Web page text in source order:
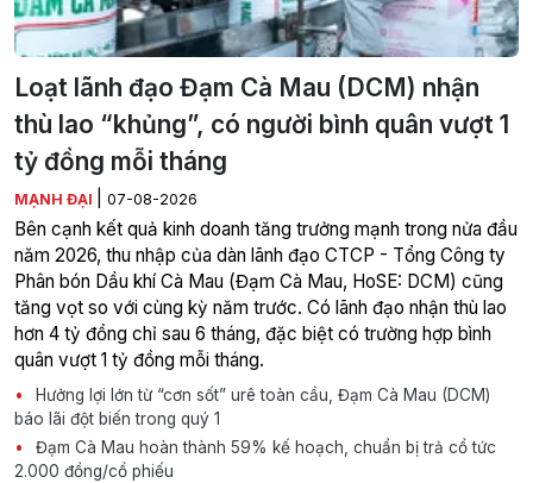
Loạt lãnh đạo Đạm Cà Mau (DCM) nhận
thù lao “khủng”, có người bình quân vượt 1
tỷ đồng mỗi tháng
MẠNH ĐẠI 07-08-2026
Bên cạnh kết quả kinh doanh tăng trưởng mạnh trong nửa đầu
năm 2026, thu nhập của dàn lãnh đạo CTCP - Tổng Công ty
Phân bón Dầu khí Cà Mau (Đạm Cà Mau, HoSE: DCM) cũng
tăng vọt so với cùng kỳ năm trước. Có lãnh đạo nhận thù lao
hơn 4 tỷ đồng chỉ sau 6 tháng, đặc biệt có trường hợp bình
quân vượt 1 tỷ đồng mỗi tháng.
Hưởng lợi lớn từ “cơn sốt” urê toàn cầu, Đạm Cà Mau (DCM)
báo lãi đột biến trong quý 1
Đạm Cà Mau hoàn thành 59% kế hoạch, chuẩn bị trả cổ tức
2.000 đồng/cổ phiếu